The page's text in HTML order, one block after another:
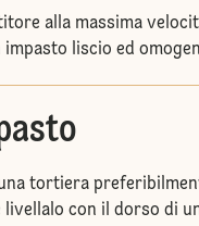
alla massima
liscio ed
tortiera
livellalo con il dorso di